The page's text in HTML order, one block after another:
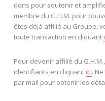
dons pour soutenir et
membre du G.H.M. pour
êtes déjà affilié au Groupe,
toute transaction en cliquant
Pour devenir affilié du
identifiants en cliquantici.
par mail pour obtenir les